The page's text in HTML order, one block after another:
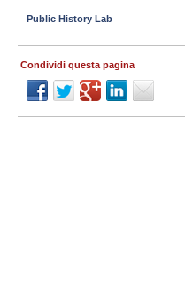
Public History Lab
Condividi questa pagina